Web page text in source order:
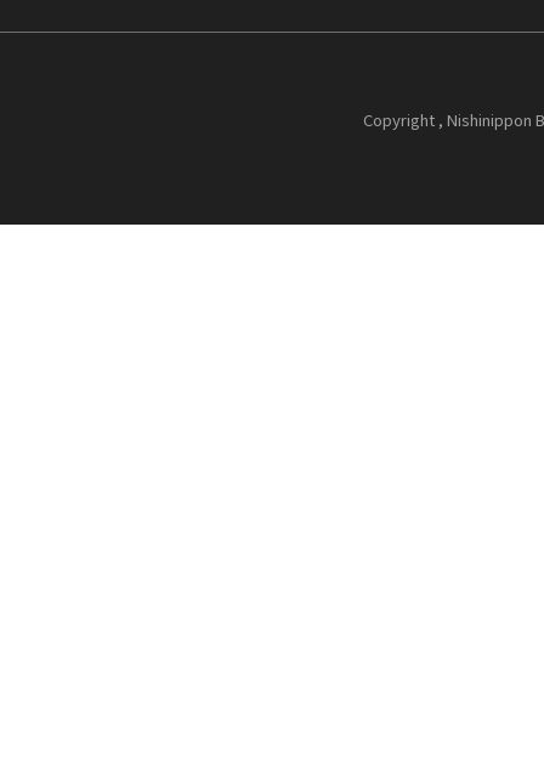
Copyright , Nishinippon